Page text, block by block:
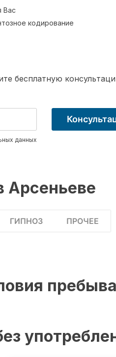
Вас
кодирование
бесплатную
данных
Арсеньеве
ГИПНОЗ ПРОЧЕЕ